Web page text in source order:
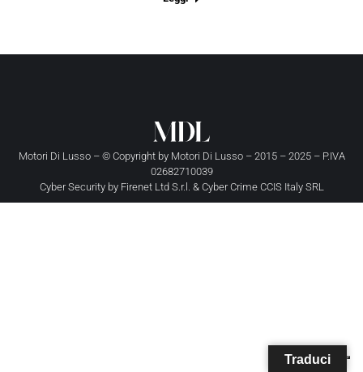
Motori Di Lusso – © Copyright by Motori Di Lusso– 2015 – 2025 – P.IVA
02682710039
Cyber Security by Firenet Ltd S.r.l. & Cyber Crime CCIS Italy SRL
Traduci